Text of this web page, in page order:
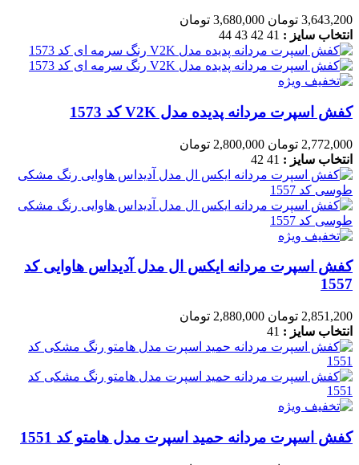
3,643,200 تومان
3,680,000 تومان
انتخاب سایز : 41
42
43
44
کفش اسپرت مردانه پدیده مدل V2K کد 1573
2,772,000 تومان
2,800,000 تومان
انتخاب سایز : 41
42
کفش اسپرت مردانه ایکس ال مدل آدیداس هاوایی کد
1557
2,851,200 تومان
2,880,000 تومان
انتخاب سایز : 41
کفش اسپرت مردانه حمید اسپرت مدل هامتو کد 1551